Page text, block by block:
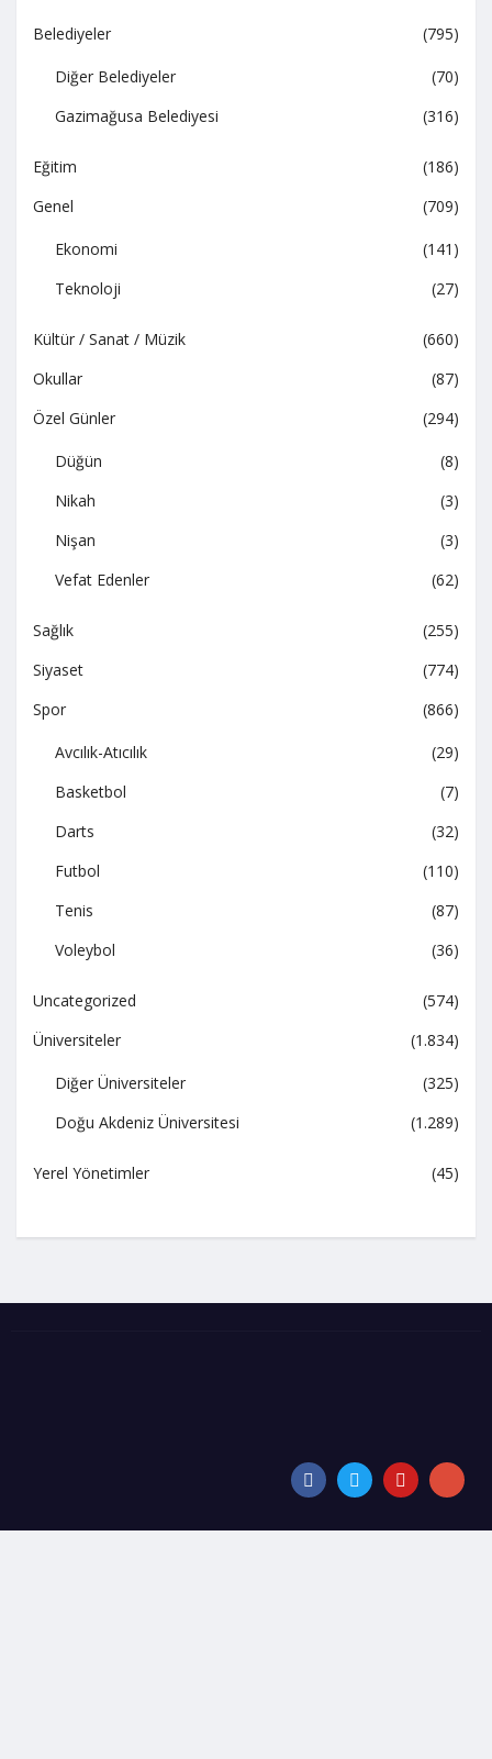
Belediyeler (795)
Diğer Belediyeler
(70)
Gazimağusa Belediyesi
(316)
Eğitim
(186)
Genel
(709)
Ekonomi
(141)
Teknoloji
(27)
Kültür / Sanat / Müzik
(660)
Okullar
(87)
Özel Günler
(294)
Düğün
(8)
Nikah
(3)
Nişan
(3)
Vefat Edenler
(62)
Sağlık
(255)
Siyaset
(774)
Spor
(866)
Avcılık-Atıcılık
(29)
Basketbol
(7)
Darts
(32)
Futbol
(110)
Tenis
(87)
Voleybol
(36)
Uncategorized
(574)
Üniversiteler
(1.834)
Diğer Üniversiteler
(325)
Doğu Akdeniz Üniversitesi
(1.289)
Yerel Yönetimler (45)